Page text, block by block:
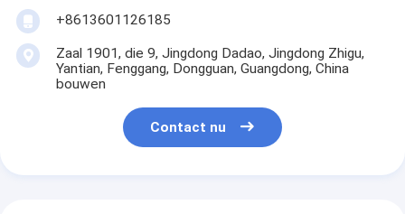
+8613601126185
Zaal 1901, die 9, Jingdong Dadao, Jingdong Zhigu,
Yantian, Fenggang, Dongguan, Guangdong, China
bouwen
Contact nu